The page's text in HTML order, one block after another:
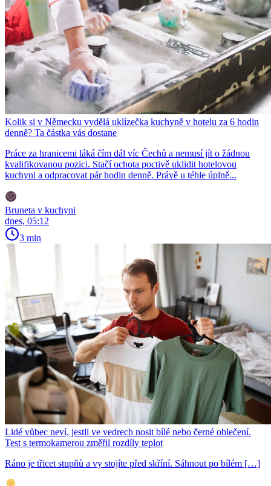
Kolik si v Německu vydělá uklízečka kuchyně v hotelu za 6 hodin
denně? Ta částka vás dostane
Práce za hranicemi láká čím dál víc Čechů a nemusí jít o žádnou
kvalifikovanou pozici. Stačí ochota poctivě uklidit hotelovou
kuchyni a odpracovat pár hodin denně. Právě u téhle úplně...
Bruneta v kuchyni
dnes, 05:12
3 min
Lidé vůbec neví, jestli ve vedrech nosit bílé nebo černé oblečení.
Test s termokamerou změřil rozdíly teplot
Ráno je třicet stupňů a vy stojíte před skříní. Sáhnout po bílém […]